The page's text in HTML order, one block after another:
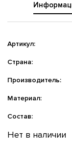
Артикул:
Страна:
Производитель:
Материал:
Состав:
Нет в наличии